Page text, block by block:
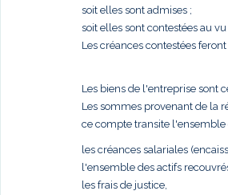
soit elles sont admises ;
soit elles sont contestées au
Les créances contestées
Les biens de l'entreprise sont
Les sommes provenant de la
ce compte transite l'ensemble
les créances salariales
l'ensemble des actifs
les frais de justice,